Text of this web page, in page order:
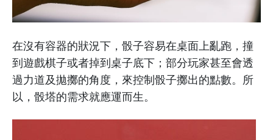
在沒有容器的狀況下，骰子容易在桌面上亂跑，撞
到遊戲棋子或者掉到桌子底下；部分玩家甚至會透
過力道及拋擲的角度，來控制骰子擲出的點數。所
以，骰塔的需求就應運而生。